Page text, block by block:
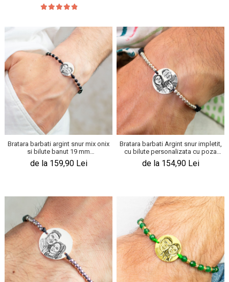
Bratara barbati argint snur mix onix
si bilute banut 19 mm
personalizata cu poza
de la 159,90 Lei
Bratara barbati Argint snur impletit,
cu bilute personalizata cu poza
(17 mm)
de la 154,90 Lei